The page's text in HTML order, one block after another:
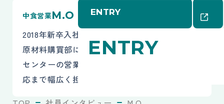
ENTRY
ENTRY
中食営業M.O
2018年新卒入社。農学部農学科出身。入社後は
原材料購買部に配属され、現在は所沢プロセス
センターの営業として、仕入れ・提案・産地対
応まで幅広く担う。